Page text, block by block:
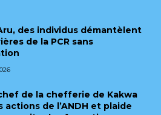
des individus démantèlent
de la PCR sans
de la chefferie de Kakwa
actions de l’ANDH et plaide